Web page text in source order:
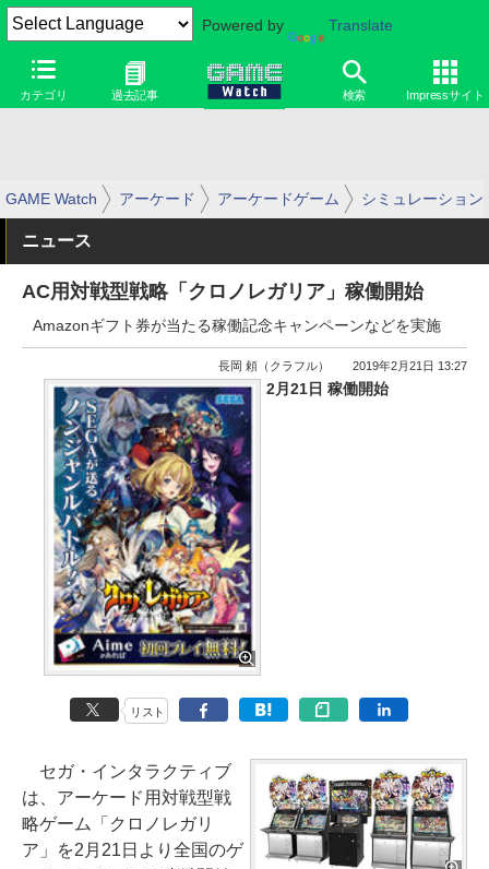
Powered by Translate
カテゴリ 過去記事 検索 Impressサイト
GAME Watch アーケード アーケードゲーム シミュレーション
ニュース
AC用対戦型戦略「クロノレガリア」稼働開始
Amazonギフト券が当たる稼働記念キャンペーンなどを実施
長岡 頼（クラフル） 2019年2月21日 13:27
2月21日 稼働開始
リスト
セガ・インタラクティブ
は、アーケード用対戦型戦
略ゲーム「クロノレガリ
ア」を2月21日より全国のゲ